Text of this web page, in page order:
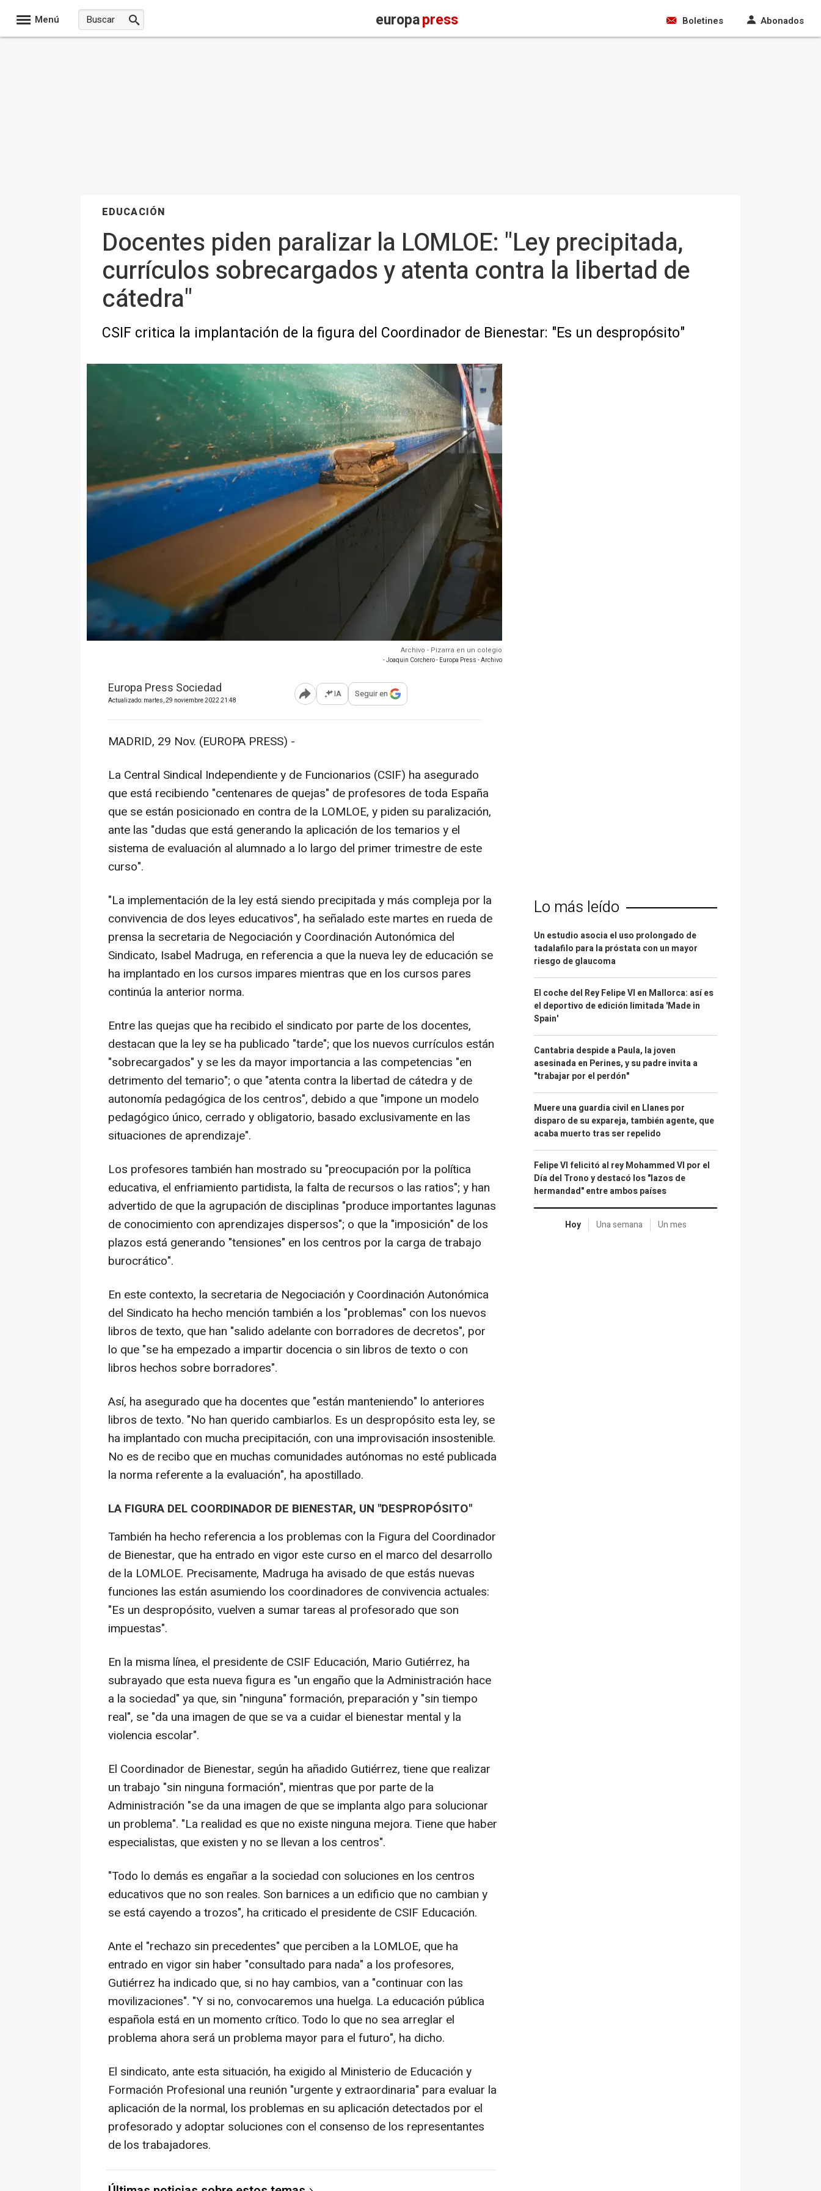
Menú europapress Boletines Abonados
EDUCACIÓN
Docentes piden paralizar la LOMLOE: "Ley precipitada,
currículos sobrecargados y atenta contra la libertad de
cátedra"
CSIF critica la implantación de la figura del Coordinador de Bienestar: "Es un despropósito"
Archivo - Pizarra en un colegio
- Joaquin Corchero - Europa Press - Archivo
Europa Press Sociedad
Actualizado: martes, 29 noviembre 2022 21:48 Abrir opciones para compartir
IA Seguir en
MADRID, 29 Nov. (EUROPA PRESS) -
La Central Sindical Independiente y de Funcionarios (CSIF) ha asegurado
que está recibiendo "centenares de quejas" de profesores de toda España
que se están posicionado en contra de la LOMLOE, y piden su paralización,
ante las "dudas que está generando la aplicación de los temarios y el
sistema de evaluación al alumnado a lo largo del primer trimestre de este
curso".
"La implementación de la ley está siendo precipitada y más compleja por la
convivencia de dos leyes educativos", ha señalado este martes en rueda de
prensa la secretaria de Negociación y Coordinación Autonómica del
Sindicato, Isabel Madruga, en referencia a que la nueva ley de educación se
ha implantado en los cursos impares mientras que en los cursos pares
continúa la anterior norma.
Entre las quejas que ha recibido el sindicato por parte de los docentes,
destacan que la ley se ha publicado "tarde"; que los nuevos currículos están
"sobrecargados" y se les da mayor importancia a las competencias "en
detrimento del temario"; o que "atenta contra la libertad de cátedra y de
autonomía pedagógica de los centros", debido a que "impone un modelo
pedagógico único, cerrado y obligatorio, basado exclusivamente en las
situaciones de aprendizaje".
Los profesores también han mostrado su "preocupación por la política
educativa, el enfriamiento partidista, la falta de recursos o las ratios"; y han
advertido de que la agrupación de disciplinas "produce importantes lagunas
de conocimiento con aprendizajes dispersos"; o que la "imposición" de los
plazos está generando "tensiones" en los centros por la carga de trabajo
burocrático".
En este contexto, la secretaria de Negociación y Coordinación Autonómica
del Sindicato ha hecho mención también a los "problemas" con los nuevos
libros de texto, que han "salido adelante con borradores de decretos", por
lo que "se ha empezado a impartir docencia o sin libros de texto o con
libros hechos sobre borradores".
Así, ha asegurado que ha docentes que "están manteniendo" lo anteriores
libros de texto. "No han querido cambiarlos. Es un despropósito esta ley, se
ha implantado con mucha precipitación, con una improvisación insostenible.
No es de recibo que en muchas comunidades autónomas no esté publicada
la norma referente a la evaluación", ha apostillado.
LA FIGURA DEL COORDINADOR DE BIENESTAR, UN "DESPROPÓSITO"
También ha hecho referencia a los problemas con la Figura del Coordinador
de Bienestar, que ha entrado en vigor este curso en el marco del desarrollo
de la LOMLOE. Precisamente, Madruga ha avisado de que estás nuevas
funciones las están asumiendo los coordinadores de convivencia actuales:
"Es un despropósito, vuelven a sumar tareas al profesorado que son
impuestas".
En la misma línea, el presidente de CSIF Educación, Mario Gutiérrez, ha
subrayado que esta nueva figura es "un engaño que la Administración hace
a la sociedad" ya que, sin "ninguna" formación, preparación y "sin tiempo
real", se "da una imagen de que se va a cuidar el bienestar mental y la
violencia escolar".
El Coordinador de Bienestar, según ha añadido Gutiérrez, tiene que realizar
un trabajo "sin ninguna formación", mientras que por parte de la
Administración "se da una imagen de que se implanta algo para solucionar
un problema". "La realidad es que no existe ninguna mejora. Tiene que haber
especialistas, que existen y no se llevan a los centros".
"Todo lo demás es engañar a la sociedad con soluciones en los centros
educativos que no son reales. Son barnices a un edificio que no cambian y
se está cayendo a trozos", ha criticado el presidente de CSIF Educación.
Ante el "rechazo sin precedentes" que perciben a la LOMLOE, que ha
entrado en vigor sin haber "consultado para nada" a los profesores,
Gutiérrez ha indicado que, si no hay cambios, van a "continuar con las
movilizaciones". "Y si no, convocaremos una huelga. La educación pública
española está en un momento crítico. Todo lo que no sea arreglar el
problema ahora será un problema mayor para el futuro", ha dicho.
El sindicato, ante esta situación, ha exigido al Ministerio de Educación y
Formación Profesional una reunión "urgente y extraordinaria" para evaluar la
aplicación de la normal, los problemas en su aplicación detectados por el
profesorado y adoptar soluciones con el consenso de los representantes
de los trabajadores.
Lo más leído
Un estudio asocia el uso prolongado de
tadalafilo para la próstata con un mayor
riesgo de glaucoma
El coche del Rey Felipe VI en Mallorca: así es
el deportivo de edición limitada 'Made in
Spain'
Cantabria despide a Paula, la joven
asesinada en Perines, y su padre invita a
"trabajar por el perdón"
Muere una guardia civil en Llanes por
disparo de su expareja, también agente, que
acaba muerto tras ser repelido
Felipe VI felicitó al rey Mohammed VI por el
Día del Trono y destacó los "lazos de
hermandad" entre ambos países
Hoy Una semana Un mes